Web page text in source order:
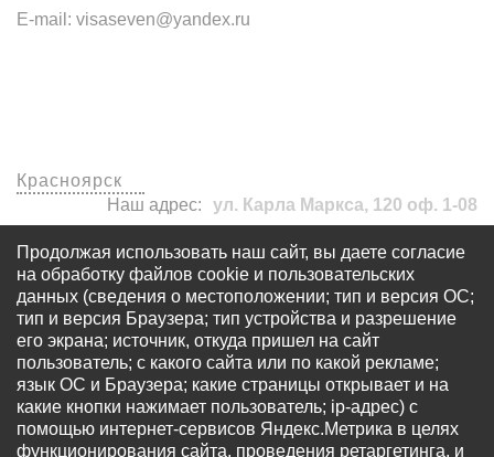
E-mail: visaseven@yandex.ru
Красноярск
Наш адрес:
ул. Карла Маркса, 120 оф. 1-08
visaseven@yandex.ru
+7 (391) 204-63-62
© Все права защищены - OOO «Многопрофильный
визовый центр «Виза 7» Запрещается использование
Продолжая использовать наш сайт, вы даете согласие
на обработку файлов cookie и пользовательских
данных (сведения о местоположении; тип и версия ОС;
тип и версия Браузера; тип устройства и разрешение
его экрана; источник, откуда пришел на сайт
пользователь; с какого сайта или по какой рекламе;
язык ОС и Браузера; какие страницы открывает и на
какие кнопки нажимает пользователь; ip-адрес) с
помощью интернет-сервисов Яндекс.Метрика в целях
функционирования сайта, проведения ретаргетинга, и